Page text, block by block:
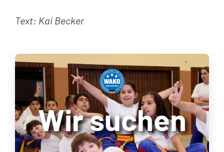
Text: Kai Becker
Wir suchen